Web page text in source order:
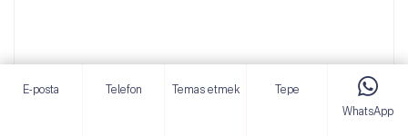
E-posta Telefon Temas etmek
Tepe
WhatsApp